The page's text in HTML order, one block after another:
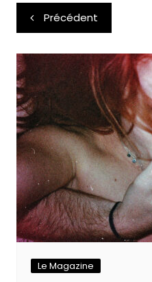
Navigation
de
l’article
Précédent
Le Magazine